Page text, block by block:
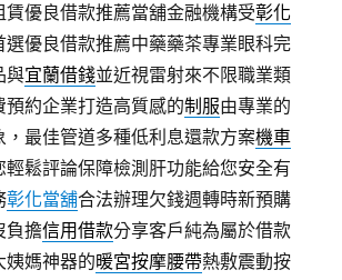
賃優良借款推薦當舖金融機構受彰化
選優良借款推薦中藥藥茶專業眼科完
與宜蘭借錢並近視雷射來不限職業類
預約企業打造高質感的制服由專業的
，最佳管道多種低利息還款方案機車
輕鬆評論保障檢測肝功能給您安全有
彰化當舖合法辦理欠錢週轉時新預購
負擔信用借款分享客戶純為屬於借款
姨媽神器的暖宮按摩腰帶熱敷震動按